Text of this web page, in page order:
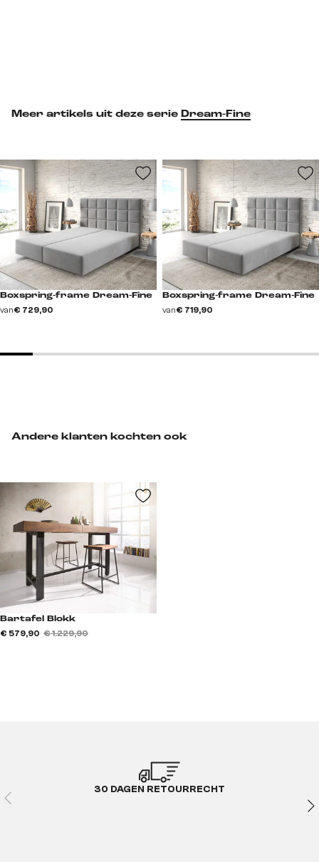
Andere klanten kochten ook
Bartafel Blokk
€ 579,90 € 1.229,90
Meer artikels uit deze serie Dream-Fine
Boxspring-frame Dream-Fine
van€ 729,90
Boxspring-frame Dream-Fine
van€ 719,90
30 DAGEN RETOURRECHT